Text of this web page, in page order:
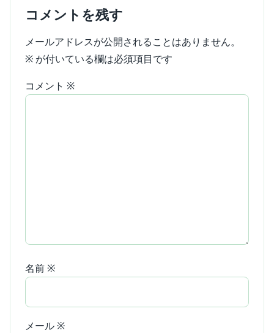
コメントを残す
メールアドレスが公開されることはありません。
※ が付いている欄は必須項目です
コメント ※
名前 ※
メール ※